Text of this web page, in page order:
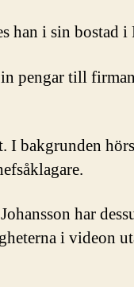
han i sin bostad i
pengar till
I bakgrunden
har
i videon